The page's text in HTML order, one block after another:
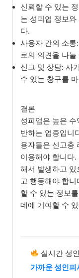
신뢰할 수 있는
는 성피업 정보
다.
사용자 간의 소통
로의 의견을 나눌
신고 및 상담: 사
수 있는 창구를
결론
성피업은 높은
반하는 업종입니
용자들은 신고충
이용해야 합니다
해서 발생하고 있
고 행동해야 합니
할 수 있는 정보
데에 기여할 수
실시간 성
가까운 성인피